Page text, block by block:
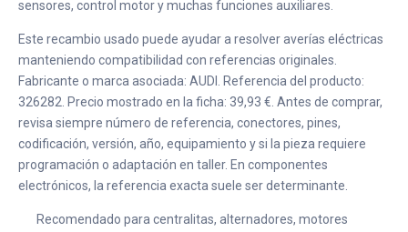
sensores, control motor y muchas funciones auxiliares.
Este recambio usado puede ayudar a resolver averías eléctricas
manteniendo compatibilidad con referencias originales.
Fabricante o marca asociada: AUDI. Referencia del producto:
326282. Precio mostrado en la ficha: 39,93 €. Antes de comprar,
revisa siempre número de referencia, conectores, pines,
codificación, versión, año, equipamiento y si la pieza requiere
programación o adaptación en taller. En componentes
electrónicos, la referencia exacta suele ser determinante.
Recomendado para centralitas, alternadores, motores